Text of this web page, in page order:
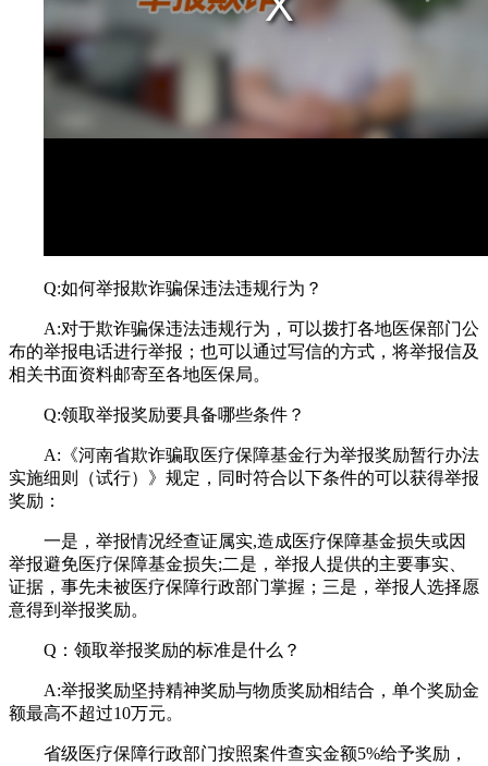
Q:如何举报欺诈骗保违法违规行为？
A:对于欺诈骗保违法违规行为，可以拨打各地医保部门公
布的举报电话进行举报；也可以通过写信的方式，将举报信及
相关书面资料邮寄至各地医保局。
Q:领取举报奖励要具备哪些条件？
A:《河南省欺诈骗取医疗保障基金行为举报奖励暂行办法
实施细则（试行）》规定，同时符合以下条件的可以获得举报
奖励：
一是，举报情况经查证属实,造成医疗保障基金损失或因
举报避免医疗保障基金损失;二是，举报人提供的主要事实、
证据，事先未被医疗保障行政部门掌握；三是，举报人选择愿
意得到举报奖励。
Q：领取举报奖励的标准是什么？
A:举报奖励坚持精神奖励与物质奖励相结合，单个奖励金
额最高不超过10万元。
省级医疗保障行政部门按照案件查实金额5%给予奖励，